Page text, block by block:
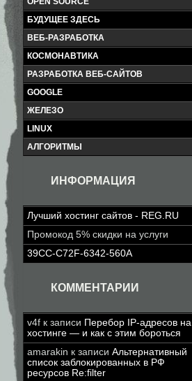
БУДУЩЕЕ ЗДЕСЬ
ВЕБ-РАЗРАБОТКА
КОСМОНАВТИКА
РАЗРАБОТКА ВЕБ-САЙТОВ
GOOGLE
ЖЕЛЕЗО
LINUX
АЛГОРИТМЫ
ИНФОРМАЦИЯ
Лучший хостинг сайтов - REG.RU
Промокод 5% скидки на услуги
39CC-C72F-6342-560A
КОММЕНТАРИИ
v4f к записи Перебор IP-адресов на
хостинге — и как с этим бороться
amarakin к записи Альтернативный
список заблокированных в РФ
ресурсов Re:filter